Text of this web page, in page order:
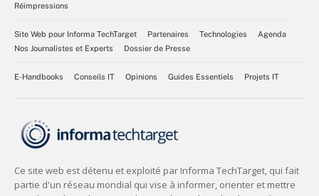
Réimpressions
Site Web pour Informa TechTarget Partenaires Technologies
Agenda
Nos Journalistes et Experts
Dossier de Presse
E-Handbooks Conseils IT Opinions Guides Essentiels Projets IT